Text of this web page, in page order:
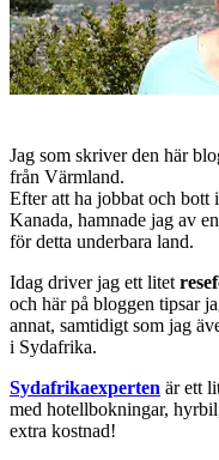
Jag som skriver den här
från Värmland.
Efter att ha jobbat och
Kanada, hamnade jag av
för detta underbara land.
Idag driver jag ett litet
och här på bloggen tipsar
annat, samtidigt som jag
i Sydafrika.
Sydafrikaexperten är ett
med hotellbokningar,
extra kostnad!